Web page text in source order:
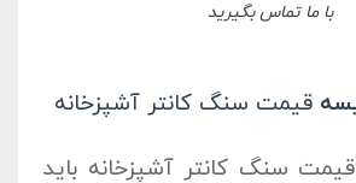
با ما تماس بگیرید
قیمت سنگ کانتر آشپزخانه
قیمت سنگ کانتر آشپزخانه باید